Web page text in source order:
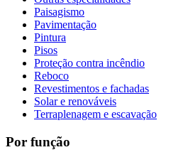
Paisagismo
Pavimentação
Pintura
Pisos
Proteção contra incêndio
Reboco
Revestimentos e fachadas
Solar e renováveis
Terraplenagem e escavação
Por função